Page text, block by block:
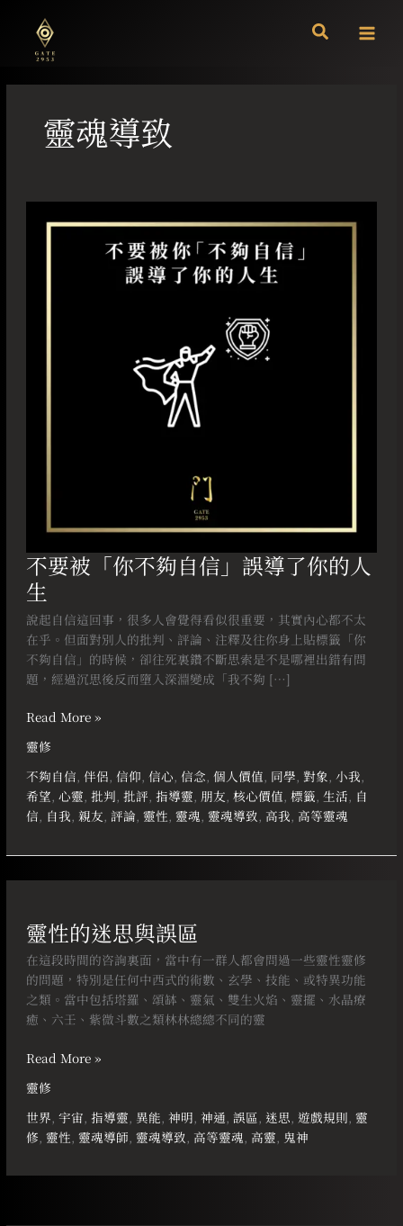
內
靈魂導致
不要被「你不夠自信」誤導了你的人
生
說起自信這回事，很多人會覺得看似很重要，其實內心都不太
在乎。但面對別人的批判、評論、注釋及往你身上貼標籤「你
不夠自信」的時候，卻往死裏鑽不斷思索是不是哪裡出錯有問
題，經過沉思後反而墮入深淵變成「我不夠 […]
Read More »
靈修
不夠自信,伴侶,信仰,信心,信念,個人價值, 同學, 對象 ,小我,
希望,心靈,批判,批評,指導靈, 朋友,核心價值,標籤,生活, 自
信, 自我,親友, 評論,靈性,靈魂,靈魂導致, 高我, 高等靈魂
靈性的迷思與誤區
在這段時間的咨詢裏面，當中有一群人都會問過一些靈性靈修
的問題，特別是任何中西式的術數、玄學、技能、或特異功能
之類。當中包括塔羅、頌缽、靈氣、雙生火焰、靈擺、水晶療
癒、六壬、紫微斗數之類林林總總不同的靈
的
迷
思
與
誤
區
Read More »
靈修
世界,宇宙,指導靈, 異能,神明,神通,誤區, 迷思, 遊戲規則,靈
修,靈性,靈魂導師,靈魂導致, 高等靈魂, 高靈, 鬼神